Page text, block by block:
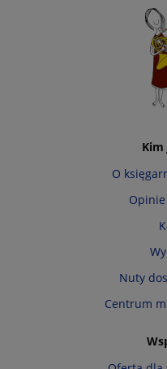
O
Nuty
Centrum